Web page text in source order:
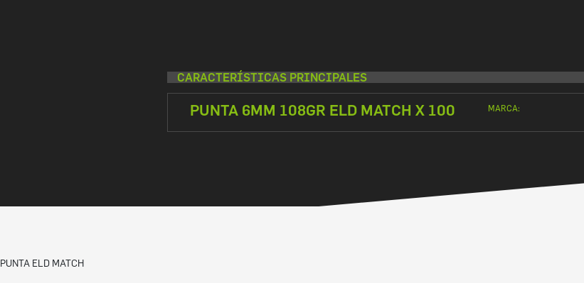
CARACTERÍSTICAS PRINCIPALES
PUNTA 6MM 108GR ELD MATCH X 100 MARCA:
PUNTA ELD MATCH